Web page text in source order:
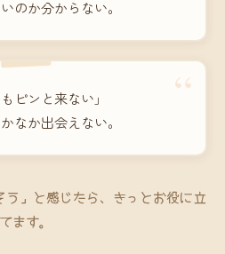
のか分からない。
“
ピンと来ない」
なか出会えない。
」と感じたら、きっとお役に立
てます。